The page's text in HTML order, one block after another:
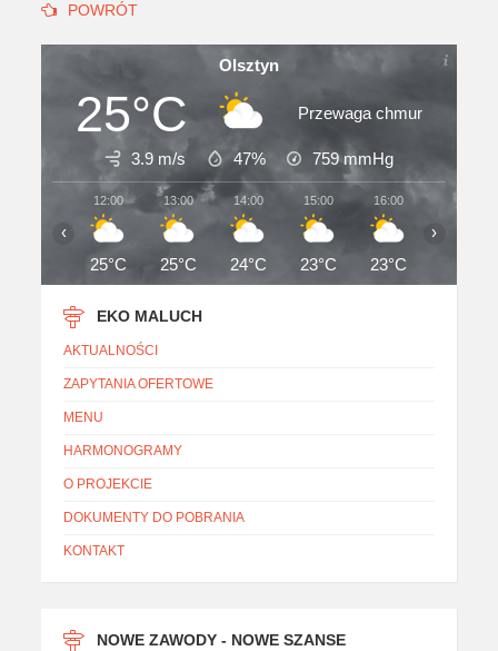
POWRÓT
Olsztyn
25°C Przewaga chmur
3.9 m/s 47% 759mmHg
12:00
25°C
13:00
25°C
14:00
24°C
15:00
23°C
16:00
23°C
17:00
‹ ›
EKO MALUCH
AKTUALNOŚCI
ZAPYTANIA OFERTOWE
MENU
HARMONOGRAMY
O PROJEKCIE
DOKUMENTY DO POBRANIA
KONTAKT
NOWE ZAWODY - NOWE SZANSE